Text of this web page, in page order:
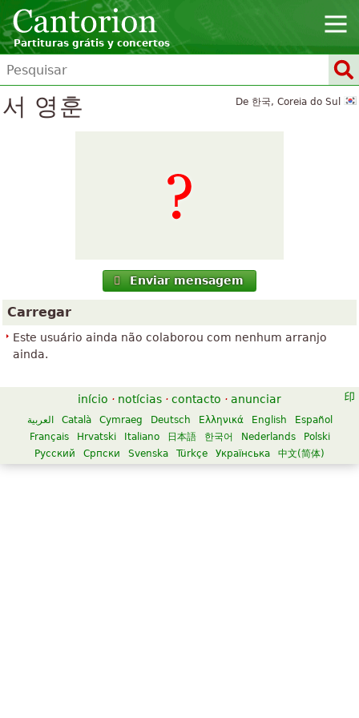
Partituras grátis y concertos
De 한국, Coreia do Sul
서 영훈
Enviar mensagem
Carregar
Este usuário ainda não colaborou com nenhum arranjo
ainda.
início · notícias · contacto · anunciar
العربية Català Cymraeg Deutsch Ελληνικά English
Español
Français
Hrvatski Italiano 日本語 한국어 Nederlands
Polski
Русский
Српски Svenska Türkçe Українська 中文(简体)